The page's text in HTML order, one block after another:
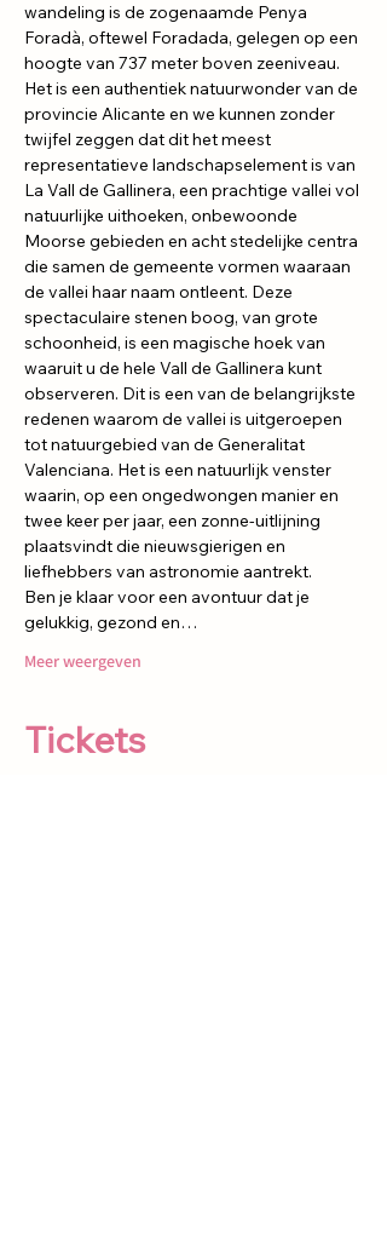
wandeling is de zogenaamde Penya
Foradà, oftewel Foradada, gelegen op een
hoogte van 737 meter boven zeeniveau.
Het is een authentiek natuurwonder van de
provincie Alicante en we kunnen zonder
twijfel zeggen dat dit het meest
representatieve landschapselement is van
La Vall de Gallinera, een prachtige vallei vol
natuurlijke uithoeken, onbewoonde
Moorse gebieden en acht stedelijke centra
die samen de gemeente vormen waaraan
de vallei haar naam ontleent. Deze
spectaculaire stenen boog, van grote
schoonheid, is een magische hoek van
waaruit u de hele Vall de Gallinera kunt
observeren. Dit is een van de belangrijkste
redenen waarom de vallei is uitgeroepen
tot natuurgebied van de Generalitat
Valenciana. Het is een natuurlijk venster
waarin, op een ongedwongen manier en
twee keer per jaar, een zonne-uitlijning
plaatsvindt die nieuwsgierigen en
liefhebbers van astronomie aantrekt.
Ben je klaar voor een avontuur dat je
gelukkig, gezond en…
Meer weergeven
Tickets